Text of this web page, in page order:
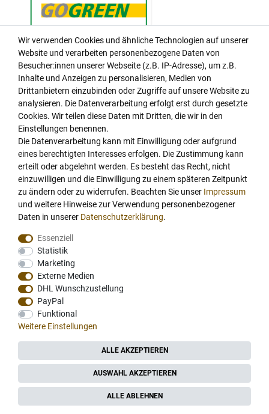
Einkaufen
Zahlungsarten
Versandarten & -kosten
Widerrufsrecht
Hilfe
Sonderrabatt Gastronomie & Hotellerie
Sonderrabatt Büros & Behörden
Kaffeeabo inkl. Kaffeemaschine
Kaffeevollautomaten-Angebot
Barista Ausstattung
Umwelt Bio & Fairtrade
Ihr Private Label
Kaffeemaschinen-Service Regional
Unternehmen
Datenschutz
AGB
Blog
Über uns
Wir verwenden Cookies und ähnliche Technologien auf unserer
Website und verarbeiten personenbezogene Daten von
Besucher:innen unserer Webseite (z.B. IP-Adresse), um z.B.
Inhalte und Anzeigen zu personalisieren, Medien von
Drittanbietern einzubinden oder Zugriffe auf unsere Website zu
analysieren. Die Datenverarbeitung erfolgt erst durch gesetzte
Cookies. Wir teilen diese Daten mit Dritten, die wir in den
Einstellungen benennen.
Die Datenverarbeitung kann mit Einwilligung oder aufgrund
eines berechtigten Interesses erfolgen. Die Zustimmung kann
erteilt oder abgelehnt werden. Es besteht das Recht, nicht
einzuwilligen und die Einwilligung zu einem späteren Zeitpunkt
zu ändern oder zu widerrufen. Beachten Sie unser Impressum
und weitere Hinweise zur Verwendung personenbezogener
Daten in unserer Daten­schutz­erklärung.
Essenziell
Statistik
Marketing
Externe Medien
DHL Wunschzustellung
PayPal
Funktional
Weitere Einstellungen
ALLE AKZEPTIEREN
AUSWAHL AKZEPTIEREN
ALLE ABLEHNEN